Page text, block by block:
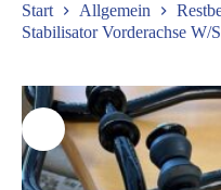
Start Allgemein
Stabilisator Vorderachse W/